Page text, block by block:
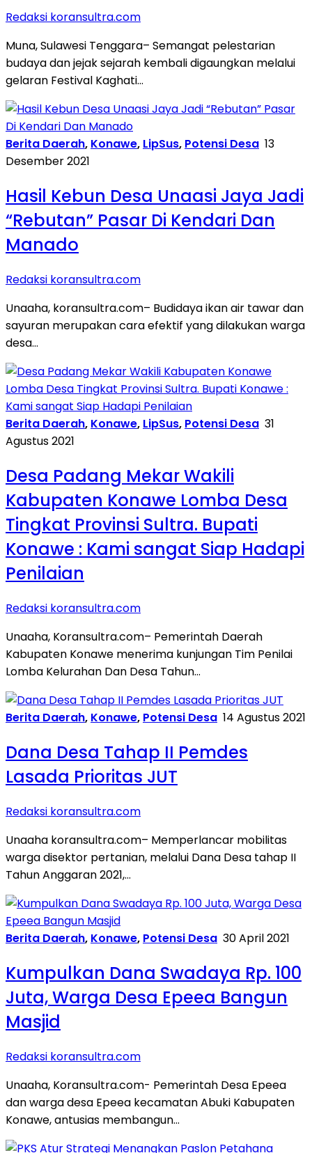
Redaksi koransultra.com
Muna, Sulawesi Tenggara– Semangat pelestarian
budaya dan jejak sejarah kembali digaungkan melalui
gelaran Festival Kaghati…
Berita Daerah, Konawe, LipSus, Potensi Desa 13
Desember 2021
Hasil Kebun Desa Unaasi Jaya Jadi
“Rebutan” Pasar Di Kendari Dan
Manado
Redaksi koransultra.com
Unaaha, koransultra.com– Budidaya ikan air tawar dan
sayuran merupakan cara efektif yang dilakukan warga
desa…
Berita Daerah, Konawe, LipSus, Potensi Desa 31
Agustus 2021
Desa Padang Mekar Wakili
Kabupaten Konawe Lomba Desa
Tingkat Provinsi Sultra. Bupati
Konawe : Kami sangat Siap Hadapi
Penilaian
Redaksi koransultra.com
Unaaha, Koransultra.com– Pemerintah Daerah
Kabupaten Konawe menerima kunjungan Tim Penilai
Lomba Kelurahan Dan Desa Tahun…
Berita Daerah, Konawe, Potensi Desa 14 Agustus 2021
Dana Desa Tahap II Pemdes
Lasada Prioritas JUT
Redaksi koransultra.com
Unaaha koransultra.com– Memperlancar mobilitas
warga disektor pertanian, melalui Dana Desa tahap II
Tahun Anggaran 2021,…
Berita Daerah, Konawe, Potensi Desa 30 April 2021
Kumpulkan Dana Swadaya Rp. 100
Juta, Warga Desa Epeea Bangun
Masjid
Redaksi koransultra.com
Unaaha, Koransultra.com- Pemerintah Desa Epeea
dan warga desa Epeea kecamatan Abuki Kabupaten
Konawe, antusias membangun…